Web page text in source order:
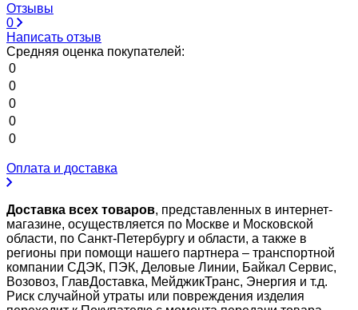
Отзывы
0
Написать отзыв
Средняя оценка покупателей:
0
0
0
0
0
Оплата и доставка
Доставка всех товаров, представленных в интернет-
магазине, осуществляется по Москве и Московской
области, по Санкт-Петербургу и области, а также в
регионы при помощи нашего партнера – транспортной
компании СДЭК, ПЭК, Деловые Линии, Байкал Сервис,
Возовоз, ГлавДоставка, МейджикТранс, Энергия и т.д.
Риск случайной утраты или повреждения изделия